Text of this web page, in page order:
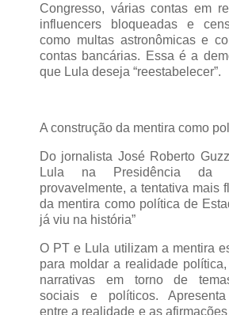
Congresso, várias contas em
influencers bloqueadas e
como multas astronômicas e
contas bancárias. Essa é a
que Lula deseja “reestabelecer”.
A construção da mentira como
Do jornalista José Roberto
Lula na Presidência da
provavelmente, a tentativa mais
da mentira como política de
já viu na história”
O PT e Lula utilizam a mentira
para moldar a realidade
narrativas em torno de
sociais e políticos. Apresenta
entre a realidade e as